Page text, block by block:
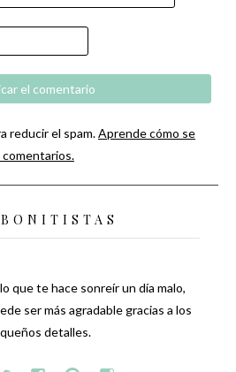
reducir el spam.Aprende cómo se
que te hace sonreír un día malo,
ser más agradable gracias a los
detalles.